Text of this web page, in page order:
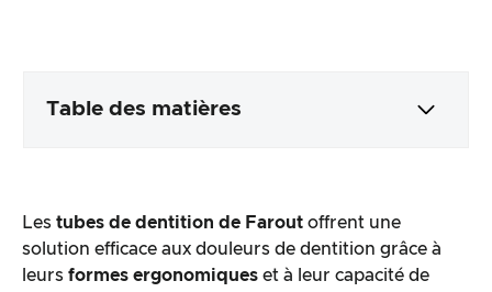
Table des matières
Traitement des produits & apparence
Les tubes de dentition de Farout offrent une
solution efficace aux douleurs de dentition grâce à
leurs formes ergonomiques et à leur capacité de